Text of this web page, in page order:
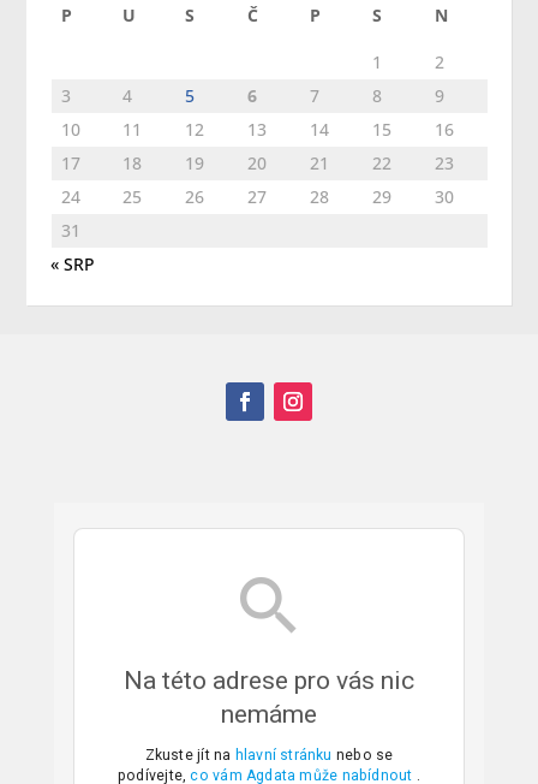
P U S Č P S N
1
2
3
4 5 6 7 8
9
10
11 12 13 14 15
16
17
18 19 20 21 22
23
24
25 26 27 28 29
30
31
« SRP